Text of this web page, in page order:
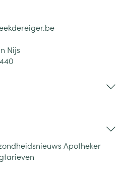
Nijs
Apotheker